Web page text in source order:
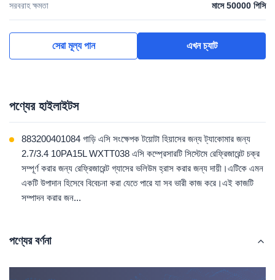
সরবরাহ ক্ষমতা মাসে 50000 পিসি
সেরা মূল্য পান এখন চ্যাট
পণ্যের হাইলাইটস
883200401084 গাড়ি এসি সংক্ষেপক টয়োটা হিয়াসের জন্য ট্যাকোমার জন্য
2.7/3.4 10PA15L WXTT038 এসি কম্প্রেসারটি সিস্টেমে রেফ্রিজারেন্ট চক্র
সম্পূর্ণ করার জন্য রেফ্রিজারেন্ট গ্যাসের ভলিউম হ্রাস করার জন্য দায়ী।এটিকে এমন
একটি উপাদান হিসেবে বিবেচনা করা যেতে পারে যা সব ভারী কাজ করে।এই কাজটি
সম্পাদন করার জন...
পণ্যের বর্ণনা